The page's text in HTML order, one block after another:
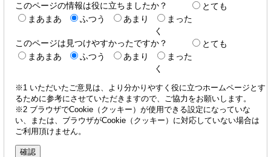
このページの情報は役に立ちましたか？
とても
まあまあ
ふつう あまり
まった
く
このページは見つけやすかったですか？
とても
まあまあ
ふつう あまり
まった
く
※1 いただいたご意見は、より分かりやすく役に立つホームページとす
るために参考にさせていただきますので、ご協力をお願いします。
※2 ブラウザでCookie（クッキー）が使用できる設定になっていな
い、または、ブラウザがCookie（クッキー）に対応していない場合は
ご利用頂けません。